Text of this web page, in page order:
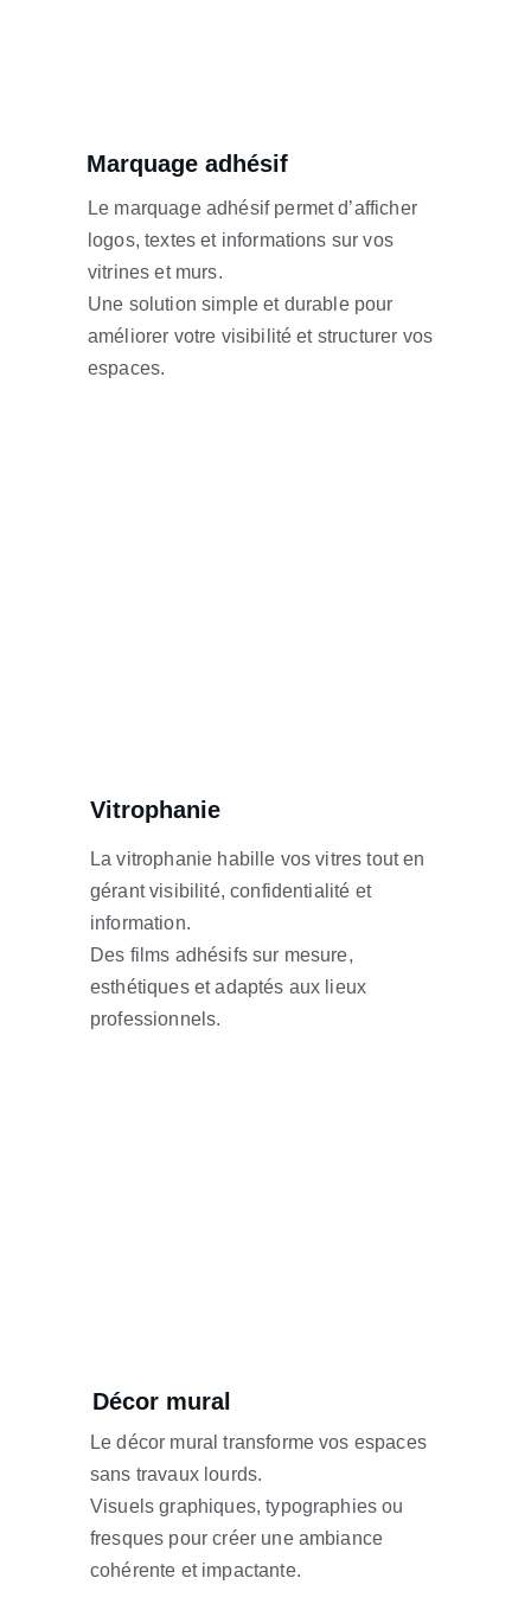
Marquage adhésif
Le marquage adhésif permet d’afficher
logos, textes et informations sur vos
vitrines et murs.
Une solution simple et durable pour
améliorer votre visibilité et structurer vos
espaces.
Vitrophanie
La vitrophanie habille vos vitres tout en
gérant visibilité, confidentialité et
information.
Des films adhésifs sur mesure,
esthétiques et adaptés aux lieux
professionnels.
Le décor mural transforme vos espaces
sans travaux lourds.
Visuels graphiques, typographies ou
fresques pour créer une ambiance
cohérente et impactante.
Décor mural